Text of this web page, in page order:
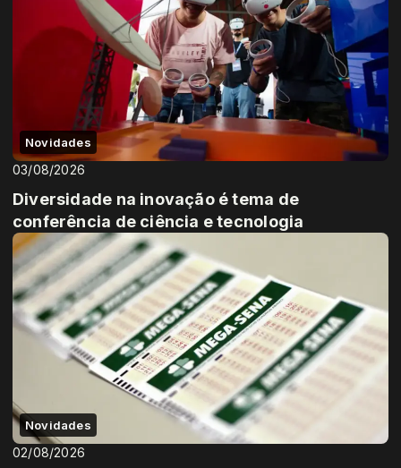
Novidades
03/08/2026
Diversidade na inovação é tema de
conferência de ciência e tecnologia
Novidades
02/08/2026